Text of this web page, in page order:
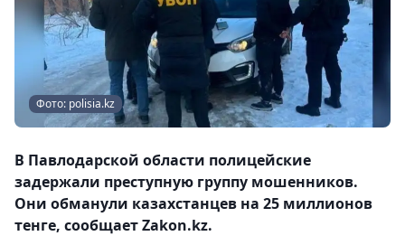
Фото: polisia.kz
В Павлодарской области полицейские
задержали преступную группу мошенников.
Они обманули казахстанцев на 25 миллионов
тенге, сообщает Zakon.kz.